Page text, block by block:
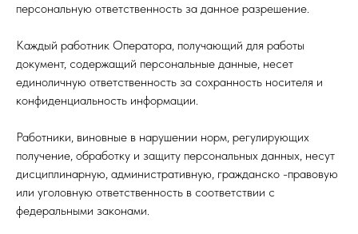
персональную ответственность за данное разрешение.
Каждый работник Оператора, получающий для работы
документ, содержащий персональные данные, несет
единоличную ответственность за сохранность носителя и
конфиденциальность информации.
Работники, виновные в нарушении норм, регулирующих
получение, обработку и защиту персональных данных, несут
дисциплинарную, административную, гражданско -правовую
или уголовную ответственность в соответствии с
федеральными законами.